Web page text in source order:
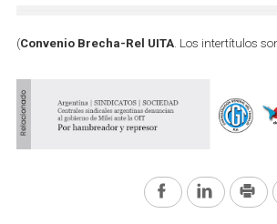
(Convenio Brecha-Rel UITA . Los intertítulos
FacebookLinkedIn